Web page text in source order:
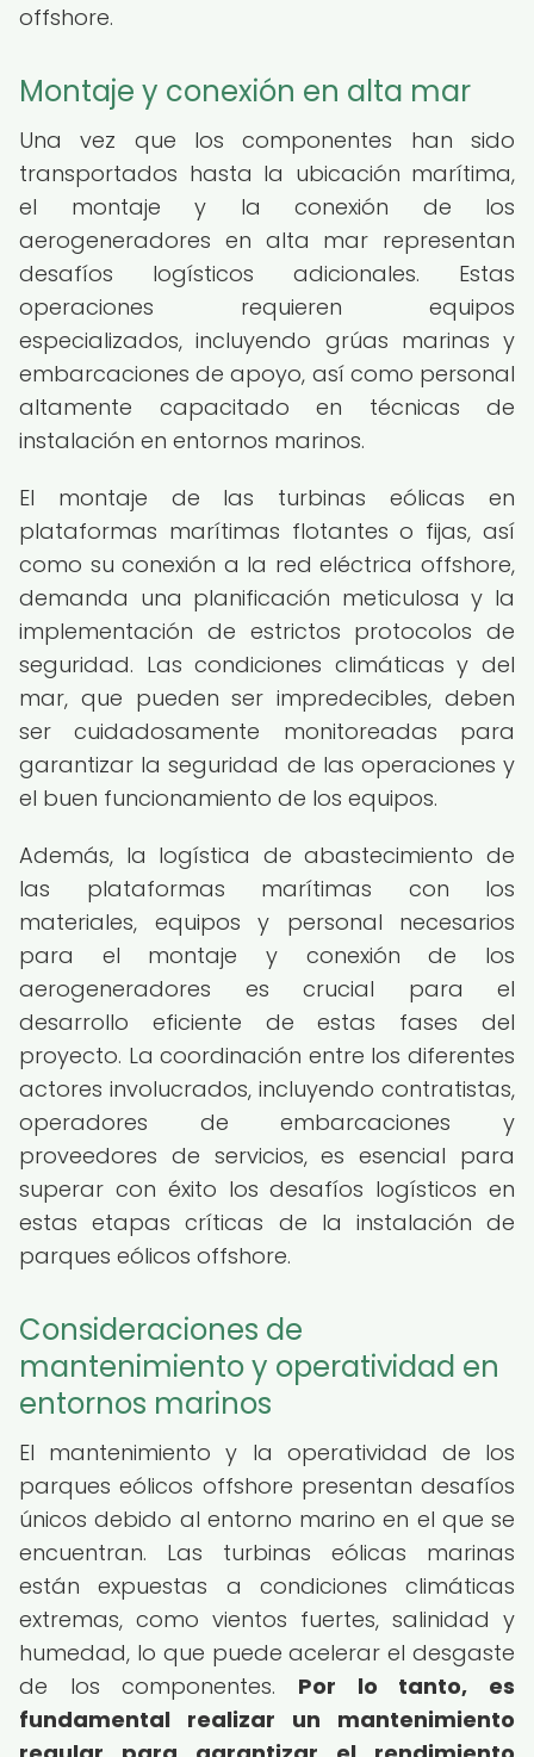
offshore.
Montaje y conexión en alta mar
Una vez que los componentes han sido
transportados hasta la ubicación marítima,
el montaje y la conexión de los
aerogeneradores en alta mar representan
desafíos logísticos adicionales. Estas
operaciones requieren equipos
especializados, incluyendo grúas marinas y
embarcaciones de apoyo, así como personal
altamente capacitado en técnicas de
instalación en entornos marinos.
El montaje de las turbinas eólicas en
plataformas marítimas flotantes o fijas, así
como su conexión a la red eléctrica offshore,
demanda una planificación meticulosa y la
implementación de estrictos protocolos de
seguridad. Las condiciones climáticas y del
mar, que pueden ser impredecibles, deben
ser cuidadosamente monitoreadas para
garantizar la seguridad de las operaciones y
el buen funcionamiento de los equipos.
Además, la logística de abastecimiento de
las plataformas marítimas con los
materiales, equipos y personal necesarios
para el montaje y conexión de los
aerogeneradores es crucial para el
desarrollo eficiente de estas fases del
proyecto. La coordinación entre los diferentes
actores involucrados, incluyendo contratistas,
operadores de embarcaciones y
proveedores de servicios, es esencial para
superar con éxito los desafíos logísticos en
estas etapas críticas de la instalación de
parques eólicos offshore.
Consideraciones de
mantenimiento y operatividad en
entornos marinos
El mantenimiento y la operatividad de los
parques eólicos offshore presentan desafíos
únicos debido al entorno marino en el que se
encuentran. Las turbinas eólicas marinas
están expuestas a condiciones climáticas
extremas, como vientos fuertes, salinidad y
humedad, lo que puede acelerar el desgaste
de los componentes. Por lo tanto, es
fundamental realizar un mantenimiento